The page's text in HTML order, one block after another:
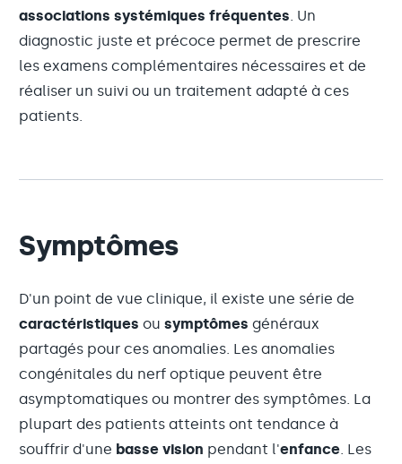
associations systémiques fréquentes. Un
diagnostic juste et précoce permet de prescrire
les examens complémentaires nécessaires et de
réaliser un suivi ou un traitement adapté à ces
patients.
Symptômes
D'un point de vue clinique, il existe une série de
caractéristiques ou symptômes généraux
partagés pour ces anomalies. Les anomalies
congénitales du nerf optique peuvent être
asymptomatiques ou montrer des symptômes. La
plupart des patients atteints ont tendance à
souffrir d'une basse vision pendant l'enfance. Les